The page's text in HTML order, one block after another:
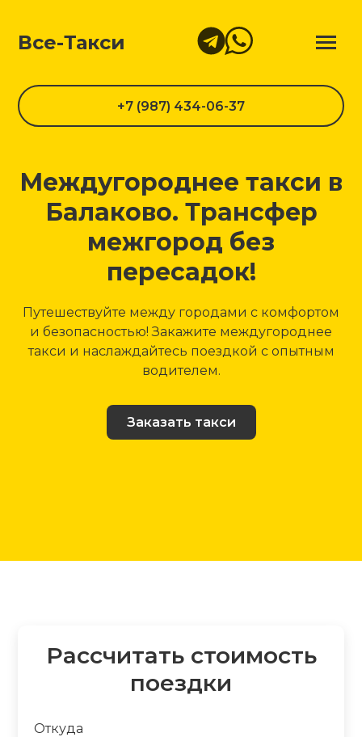
Все-Такси
+7 (987) 434-06-37
Междугороднее такси в
Балаково. Трансфер
межгород без
пересадок!
Путешествуйте между городами с комфортом
и безопасностью! Закажите междугороднее
такси и наслаждайтесь поездкой с опытным
водителем.
Заказать такси
Рассчитать стоимость
поездки
Откуда